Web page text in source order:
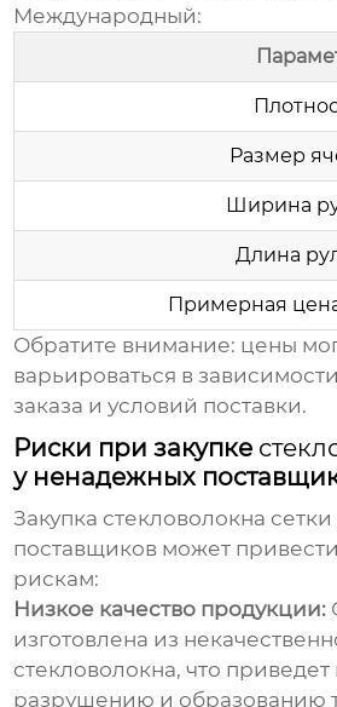
Международный:
Размер
Ширина
Длина
Примерная
Обратите внимание: цены
варьироваться в
заказа и условий поставки.
Риски при закупке
у ненадежных
Закупка стекловолокна сетки
поставщиков может
рискам:
Низкое качество продукции:
изготовлена из
стекловолокна, что
разрушению и образованию